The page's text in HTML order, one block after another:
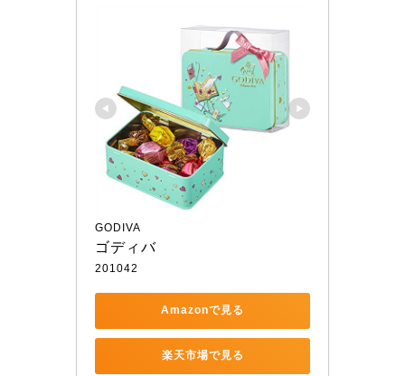
GODIVA
ゴディバ
201042
Amazonで見る
楽天市場で見る